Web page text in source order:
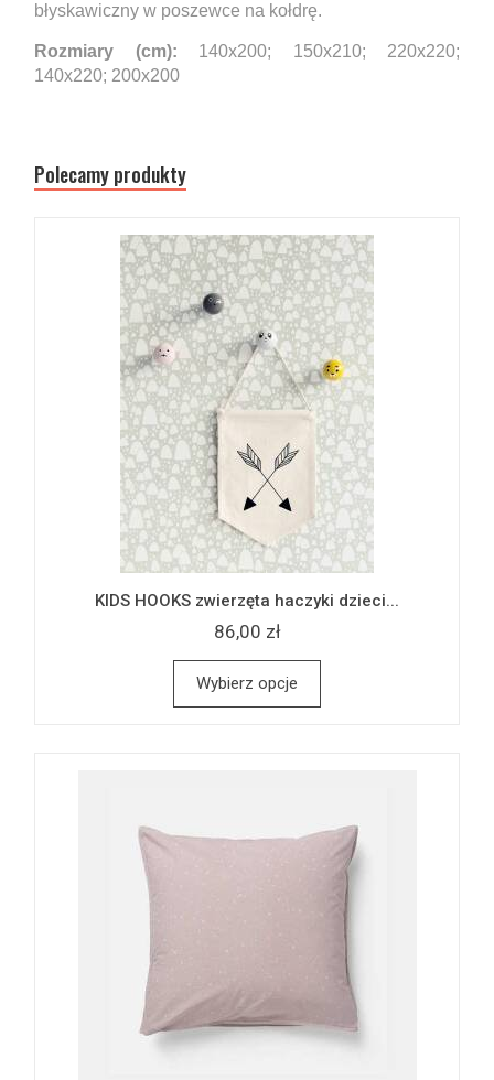
błyskawiczny w poszewce na kołdrę.
Rozmiary (cm): 140x200; 150x210; 220x220;
140x220; 200x200
Polecamy produkty
KIDS HOOKS zwierzęta haczyki dzieci...
86,00 zł
Wybierz opcje